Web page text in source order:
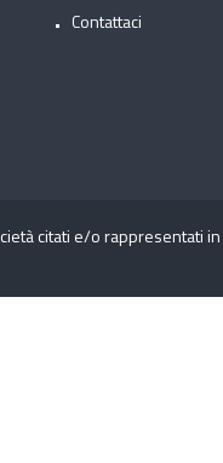
Contattaci
citati e/o